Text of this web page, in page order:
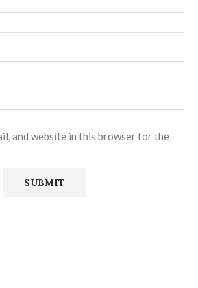
and website in this browser for the